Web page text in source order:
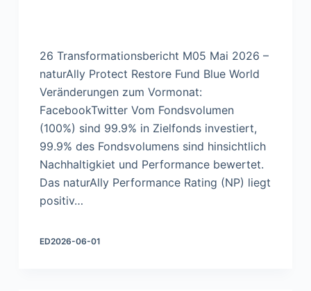
26 Transformationsbericht M05 Mai 2026 –
naturAlly Protect Restore Fund Blue World
Veränderungen zum Vormonat:
FacebookTwitter Vom Fondsvolumen
(100%) sind 99.9% in Zielfonds investiert,
99.9% des Fondsvolumens sind hinsichtlich
Nachhaltigkiet und Performance bewertet.
Das naturAlly Performance Rating (NP) liegt
positiv…
ED2026-06-01